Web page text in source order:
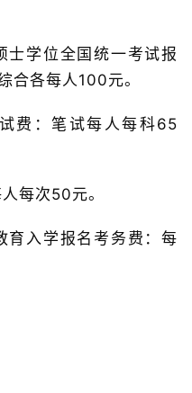
士学位全国统一考试报
合各每人100元。
费：笔试每人每科65
每次50元。
育入学报名考务费：每